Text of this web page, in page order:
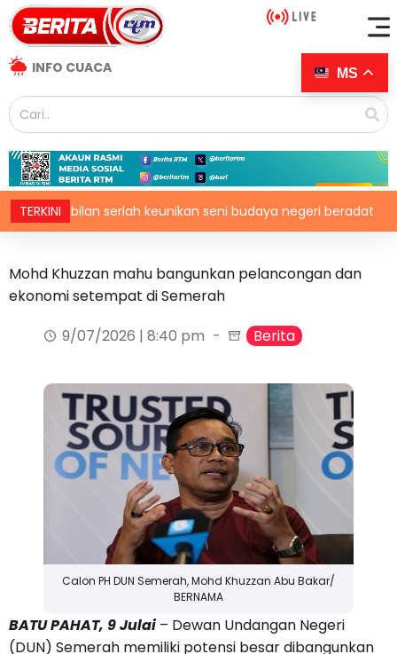
INFO CUACA
TERKINIserlah keunikan seni budaya negeri beradat
Mohd Khuzzan mahu bangunkan pelancongan dan
ekonomi setempat di Semerah
9/07/2026 | 8:40 pm
Berita
Calon PH DUN Semerah, Mohd Khuzzan Abu Bakar/
BERNAMA
BATU PAHAT, 9 Julai– Dewan Undangan Negeri
(DUN) Semerah memiliki potensi besar dibangunkan
MS